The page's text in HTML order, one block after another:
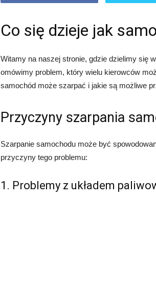
Co się dzieje jak
Witamy na naszej stronie, gdzie dzielimy się
omówimy problem, który wielu kierowców
samochód może szarpać i jakie są możliwe
Przyczyny szarpania
Szarpanie samochodu może być
przyczyny tego problemu:
1. Problemy z układem